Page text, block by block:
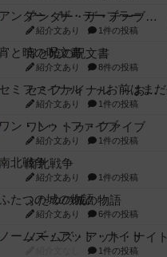
アンダー・ザ・テーブラー
紹介文あり 1件の投稿
宵と暁の呪文書
紹介文あり 8件の投稿
セミファイナル ～お前はまだ生きている～
紹介文あり 1件の投稿
ワン・トゥ・ファイブ
紹介文あり 1件の投稿
南北戦争
紹介文あり 1件の投稿
ふたつの城の物語
紹介文あり 6件の投稿
ノームズ・アット・ナイト
1件の投稿